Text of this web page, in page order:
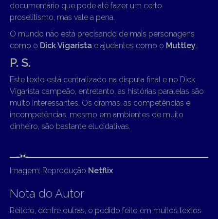
documentário que pode até fazer um certo
proselitismo, mas vale a pena.
O mundo não está precisando de mais personagens
como o Dick Vigarista e ajudantes como o Muttley
P. S.
Este texto está centralizado na disputa final e no Dick
Vigarista campeão, entretanto, as histórias paralelas são
muito interessantes. Os dramas, as competências e
incompetências, mesmo em ambientes de muito
dinheiro, são bastante elucidativas.
Imagem: Reprodução Netflix
Nota do Autor
Reitero, dentre outras, o pedido feito em muitos textos